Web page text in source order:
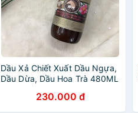
Dầu Xả Chiết Xuất Dầu Ngựa,
Dầu Dừa, Dầu Hoa Trà 480ML
230.000 đ